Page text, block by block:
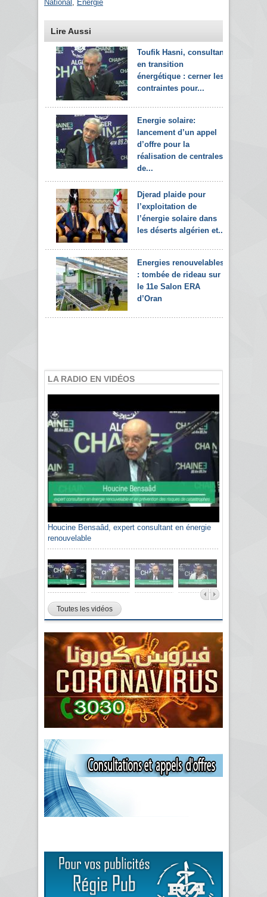
National Energie
Lire Aussi
Toufik Hasni, consultant
en transition
énergétique : cerner les
contraintes pour...
Energie solaire:
lancement d’un appel
d’offre pour la
réalisation de centrales
de...
Djerad plaide pour
l’exploitation de
l’énergie solaire dans
les déserts algérien et...
Energies renouvelables
: tombée de rideau sur
le 11e Salon ERA
d’Oran
LA RADIO EN VIDÉOS
Houcine Bensaâd, expert consultant en énergie
renouvelable
Toutes les vidéos